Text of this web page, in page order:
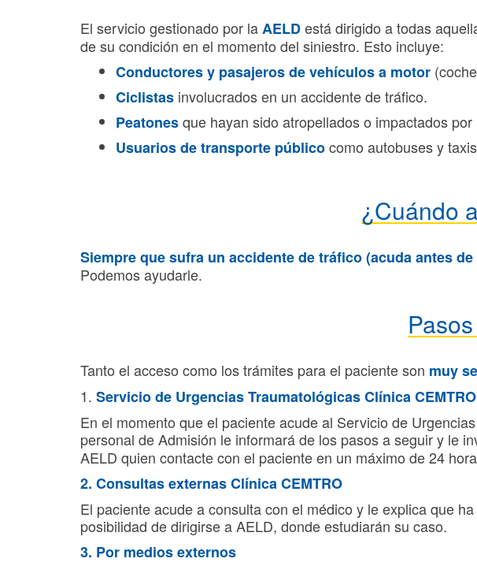
El servicio gestionado por laAELDestá dirigido a todas
de su condición en el momento del siniestro. Esto incluye:
Conductores y pasajeros de vehículos a motor
Ciclistas involucrados en un accidente de tráfico.
Peatonesque hayan sido atropellados o impactados
Usuarios de transporte públicocomo autobuses y
¿Cuándo
Siempre que sufra un accidente de tráfico (acuda antes
Podemos ayudarle.
Tanto el acceso como los trámites para el paciente son muy
1. Servicio de Urgencias TraumatológicasClínica CEMTRO
En el momento que el paciente acude al Servicio de
personal de Admisión le informará de los pasos a seguir y le
AELD quien contacte con el paciente en un máximo de 24
2. Consultas externas Clínica CEMTRO
El paciente acude a consulta con el médico y le explica que
posibilidad de dirigirse a AELD, donde estudiarán su caso.
3. Por medios externos